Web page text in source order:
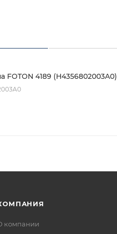
4189 (H4356802003A0)
компании